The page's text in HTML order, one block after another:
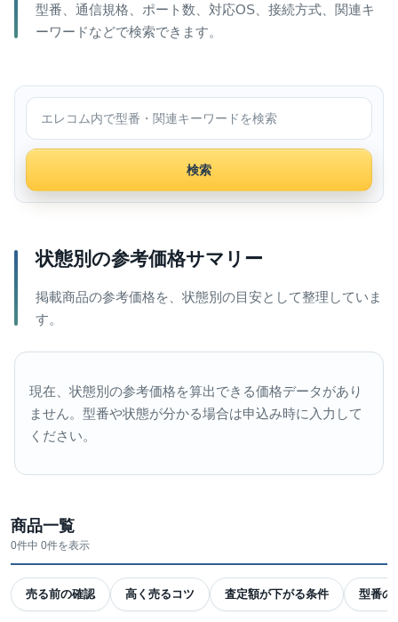
型番、通信規格、ポート数、対応OS、接続方式、関連キ
ーワードなどで検索できます。
エレコム内で検索
検索
状態別の参考価格サマリー
掲載商品の参考価格を、状態別の目安として整理していま
す。
現在、状態別の参考価格を算出できる価格データがあり
ません。型番や状態が分かる場合は申込み時に入力して
ください。
商品一覧
0件中 0件を表示
売る前の確認 高く売るコツ 査定額が下がる条件 型番の